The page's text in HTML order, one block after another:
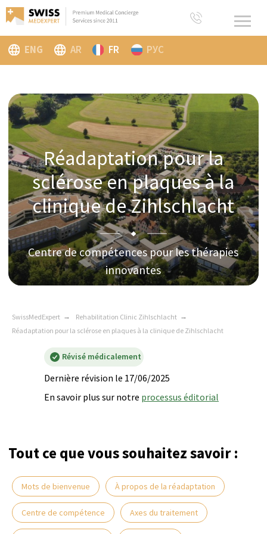
ENG FR РУС
AR
Réadaptation pour la
sclérose en plaques à la
clinique de Zihlschlacht
Centre de compétences pour les thérapies
innovantes
SwissMedExpert → Rehabilitation Clinic Zihlschlacht →
Réadaptation pour la sclérose en plaques à la clinique de Zihlschlacht
Révisé médicalement
Dernière révision le 17/06/2025
En savoir plus sur notre processus éditorial
Tout ce que vous souhaitez savoir :
Mots de bienvenue À propos de la réadaptation
Centre de compétence Axes du traitement